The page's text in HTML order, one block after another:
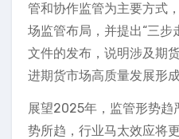
管和协作监管为主要方式
场监管布局，并提出“三步
文件的发布，说明涉及期
进期货市场高质量发展形
展望2025年，监管形势趋
势所趋，行业马太效应将